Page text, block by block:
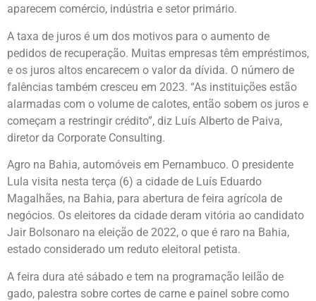
aparecem comércio, indústria e setor primário.
A taxa de juros é um dos motivos para o aumento de
pedidos de recuperação. Muitas empresas têm empréstimos,
e os juros altos encarecem o valor da dívida. O número de
falências também cresceu em 2023. “As instituições estão
alarmadas com o volume de calotes, então sobem os juros e
começam a restringir crédito”, diz Luís Alberto de Paiva,
diretor da Corporate Consulting.
Agro na Bahia, automóveis em Pernambuco. O presidente
Lula visita nesta terça (6) a cidade de Luís Eduardo
Magalhães, na Bahia, para abertura de feira agrícola de
negócios. Os eleitores da cidade deram vitória ao candidato
Jair Bolsonaro na eleição de 2022, o que é raro na Bahia,
estado considerado um reduto eleitoral petista.
A feira dura até sábado e tem na programação leilão de
gado, palestra sobre cortes de carne e painel sobre como